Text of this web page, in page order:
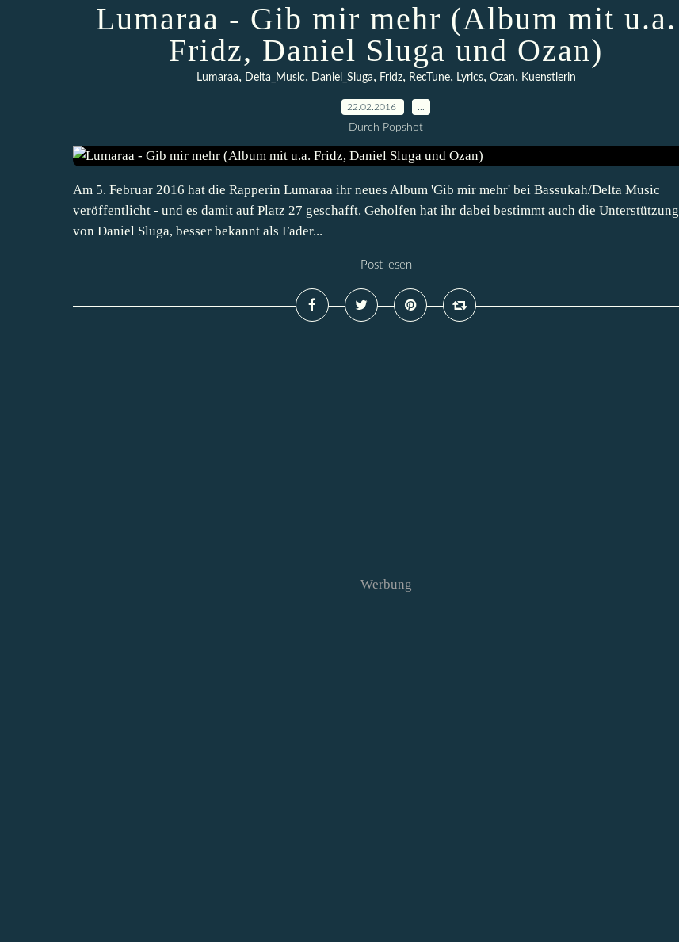
Lumaraa - Gib mir mehr (Album mit u.a.
Fridz, Daniel Sluga und Ozan)
Lumaraa, Delta_Music, Daniel_Sluga, Fridz, RecTune, Lyrics, Ozan, Kuenstlerin
22.02.2016
Durch Popshot
Am 5. Februar 2016 hat die Rapperin Lumaraa ihr neues Album 'Gib mir mehr' bei Bassukah/Delta Music
veröffentlicht - und es damit auf Platz 27 geschafft. Geholfen hat ihr dabei bestimmt auch die Unterstützung
von Daniel Sluga, besser bekannt als Fader...
Post lesen
Werbung